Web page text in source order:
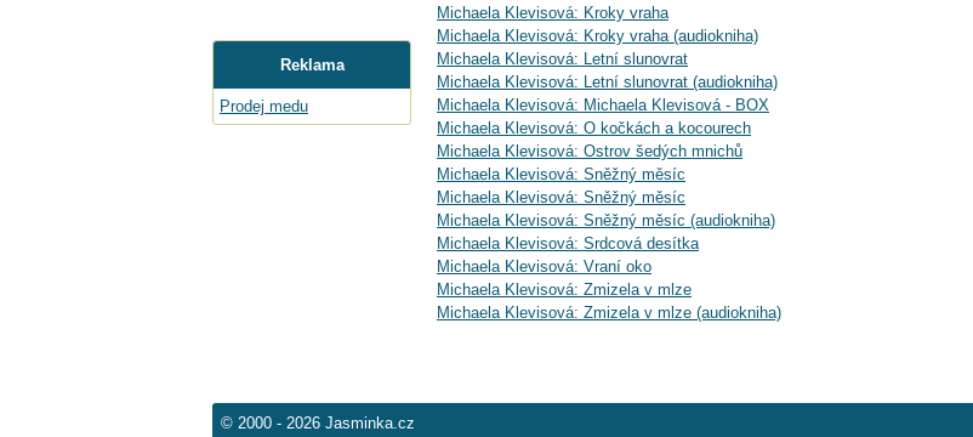
Reklama
Prodej medu
Michaela Klevisová: Kroky vraha
Michaela Klevisová: Kroky vraha (audiokniha)
Michaela Klevisová: Letní slunovrat
Michaela Klevisová: Letní slunovrat (audiokniha)
Michaela Klevisová: Michaela Klevisová - BOX
Michaela Klevisová: O kočkách a kocourech
Michaela Klevisová: Ostrov šedých mnichů
Michaela Klevisová: Sněžný měsíc
Michaela Klevisová: Sněžný měsíc
Michaela Klevisová: Sněžný měsíc (audiokniha)
Michaela Klevisová: Srdcová desítka
Michaela Klevisová: Vraní oko
Michaela Klevisová: Zmizela v mlze
Michaela Klevisová: Zmizela v mlze (audiokniha)
© 2000 - 2026 Jasminka.cz